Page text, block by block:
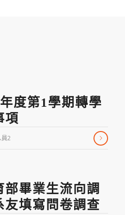
度第1學期轉學
項
員2
畢業生流向調
友填寫問卷調查